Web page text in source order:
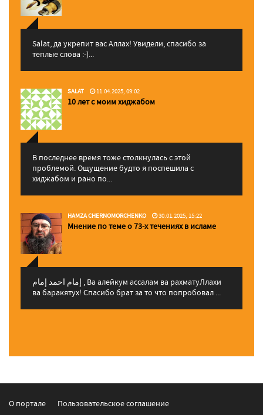
Salat, да укрепит вас Аллаx! Увидели, спасибо за
теплые слова :-)...
SALAT 11.04.2025, 09:02
10 лет с моим хиджабом
В последнее время тоже столкнулась с этой
проблемой. Ощущение будто я поспешила с
хиджабом и рано по...
HAMZA CHERNOMORCHENKO 30.01.2025, 15:22
Мнение по теме о 73-х течениях в исламе
إمام احمد إمام , Ва алейкум ассалам ва рахматуЛлахи
ва баракятух! Спасибо брат за то что попробовал ...
О портале
Пользовательское соглашение